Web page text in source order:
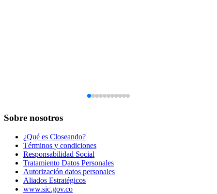
Sobre nosotros
¿Qué es Closeando?
Términos y condiciones
Responsabilidad Social
Tratamiento Datos Personales
Autorización datos personales
Aliados Estratégicos
www.sic.gov.co